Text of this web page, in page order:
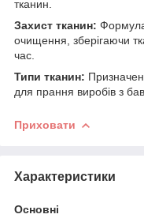
тканин.
Захист тканин:
очищення, зберігаючи
час.
Типи тканин:
для прання виробів з
Приховати
Характеристики
Основні